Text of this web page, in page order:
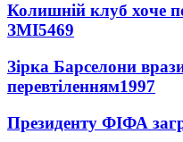
Колишній клуб хоче
ЗМІ5469
Зірка Барселони
перевтіленням1997
Президенту ФІФА